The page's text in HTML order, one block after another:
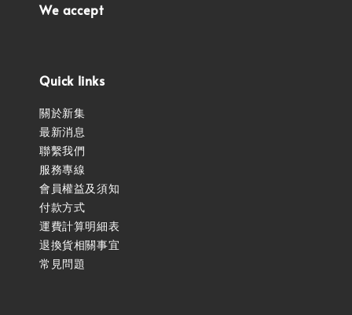
We accept
Quick links
關於新集
最新消息
聯繫我們
服務專線
會員權益及須知
付款方式
運費計算明細表
退換貨相關事宜
常見問題